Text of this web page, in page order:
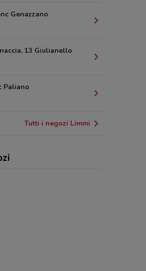
Genazzano
13 Giulianello
Paliano
Tutti i negozi Limmi